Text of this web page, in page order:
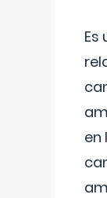
Es
en